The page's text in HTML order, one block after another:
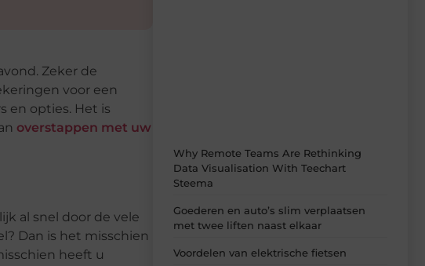
Zeker de
voor een
en opties. Het is
overstappen met uw
al snel door de vele
Dan is het misschien
heeft u
Why Remote Teams Are Rethinking
Data Visualisation With Teechart
Steema
Goederen en auto’s slim verplaatsen
met twee liften naast elkaar
Voordelen van elektrische fietsen